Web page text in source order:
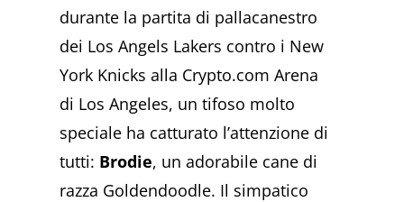
durante la partita di pallacanestro
dei Los Angels Lakers contro i New
York Knicks alla Crypto.com Arena
di Los Angeles, un tifoso molto
speciale ha catturato l’attenzione di
tutti: Brodie, un adorabile cane di
razza Goldendoodle. Il simpatico